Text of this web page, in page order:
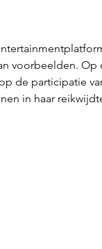
voorbeelden. Op
de participatie
in haar